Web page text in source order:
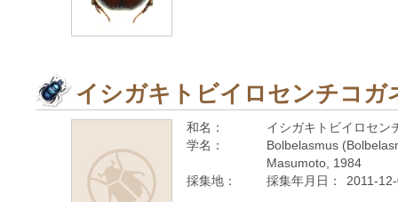
イシガキトビイロセンチコガ
和名：
イシガキトビイロセン
学名：
Bolbelasmus
Masumoto, 1984
採集地：
採集年月日： 2011-